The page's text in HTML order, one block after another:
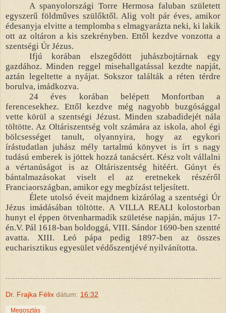
A spanyolországi Torre Hermosa faluban született
egyszerű földműves szülőktől. Alig volt pár éves, amikor
édesanyja elvitte a templomba s elmagyarázta neki, ki lakik
ott az oltáron a kis szekrényben. Ettől kezdve vonzotta a
szentségi Úr Jézus.
Ifjú korában elszegődött juhászbojtárnak egy
gazdához. Minden reggel misehallgatással kezdte napját,
aztán legeltette a nyájat. Sokszor találták a réten térdre
borulva, imádkozva.
24 éves korában belépett Monfortban a
ferencesekhez. Ettől kezdve még nagyobb buzgósággal
vette körül a szentségi Jézust. Minden szabadidejét nála
töltötte. Az Oltáriszentség volt számára az iskola, ahol égi
bölcsességet tanult, olyannyira, hogy az egykori
írástudatlan juhász mély tartalmú könyvet is írt s nagy
tudású emberek is jöttek hozzá tanácsért. Kész volt vállalni
a vértanúságot is az Oltáriszentség hitéért. Gúnyt és
bántalmazásokat viselt el az eretnekek részéről
Franciaországban, amikor egy megbízást teljesített.
Élete utolsó éveit majdnem kizárólag a szentségi Úr
Jézus imádásában töltötte. A VILLA REALI kolostorban
hunyt el éppen ötvenharmadik születése napján, május 17-
én.V. Pál 1618-ban boldoggá, VIII. Sándor 1690-ben szentté
avatta. XIII. Leó pápa pedig 1897-ben az összes
eucharisztikus egyesület védőszentjévé nyilvánította.
Dr. Frajka Félix dátum: 16:32
Megosztás